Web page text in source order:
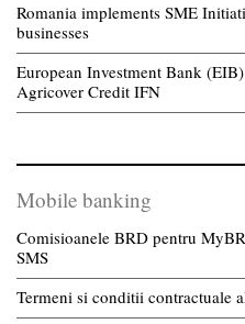
Romania implements SME
businesses
European Investment Bank
Agricover Credit IFN
Mobile banking
Comisioanele BRD pentru
SMS
Termeni si conditii contractuale